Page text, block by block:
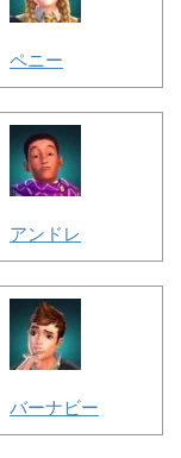
ペニー
アンドレ
バーナビー